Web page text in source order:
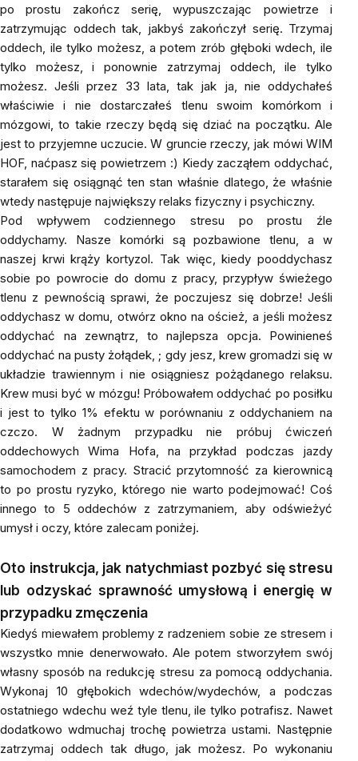
po prostu zakończ serię, wypuszczając powietrze i
zatrzymując oddech tak, jakbyś zakończył serię. Trzymaj
oddech, ile tylko możesz, a potem zrób głęboki wdech, ile
tylko możesz, i ponownie zatrzymaj oddech, ile tylko
możesz. Jeśli przez 33 lata, tak jak ja, nie oddychałeś
właściwie i nie dostarczałeś tlenu swoim komórkom i
mózgowi, to takie rzeczy będą się dziać na początku. Ale
jest to przyjemne uczucie. W gruncie rzeczy, jak mówi WIM
HOF, naćpasz się powietrzem :) Kiedy zacząłem oddychać,
starałem się osiągnąć ten stan właśnie dlatego, że właśnie
wtedy następuje największy relaks fizyczny i psychiczny.
Pod wpływem codziennego stresu po prostu źle
oddychamy. Nasze komórki są pozbawione tlenu, a w
naszej krwi krąży kortyzol. Tak więc, kiedy pooddychasz
sobie po powrocie do domu z pracy, przypływ świeżego
tlenu z pewnością sprawi, że poczujesz się dobrze! Jeśli
oddychasz w domu, otwórz okno na oścież, a jeśli możesz
oddychać na zewnątrz, to najlepsza opcja. Powinieneś
oddychać na pusty żołądek, ; gdy jesz, krew gromadzi się w
układzie trawiennym i nie osiągniesz pożądanego relaksu.
Krew musi być w mózgu! Próbowałem oddychać po posiłku
i jest to tylko 1% efektu w porównaniu z oddychaniem na
czczo. W żadnym przypadku nie próbuj ćwiczeń
oddechowych Wima Hofa, na przykład podczas jazdy
samochodem z pracy. Stracić przytomność za kierownicą
to po prostu ryzyko, którego nie warto podejmować! Coś
innego to 5 oddechów z zatrzymaniem, aby odświeżyć
umysł i oczy, które zalecam poniżej.
Oto instrukcja, jak natychmiast pozbyć się stresu
lub odzyskać sprawność umysłową i energię w
przypadku zmęczenia
Kiedyś miewałem problemy z radzeniem sobie ze stresem i
wszystko mnie denerwowało. Ale potem stworzyłem swój
własny sposób na redukcję stresu za pomocą oddychania.
Wykonaj 10 głębokich wdechów/wydechów, a podczas
ostatniego wdechu weź tyle tlenu, ile tylko potrafisz. Nawet
dodatkowo wdmuchaj trochę powietrza ustami. Następnie
zatrzymaj oddech tak długo, jak możesz. Po wykonaniu